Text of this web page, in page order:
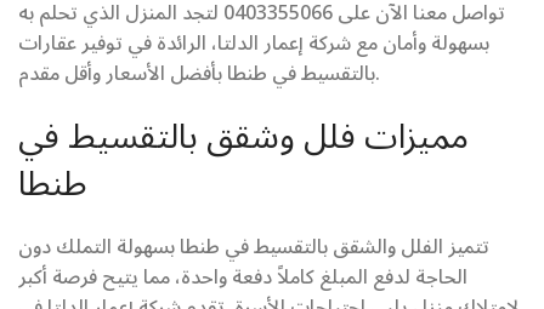
تواصل معنا الآن على 0403355066 لتجد المنزل الذي تحلم به
بسهولة وأمان مع شركة إعمار الدلتا، الرائدة في توفير عقارات
بالتقسيط في طنطا بأفضل الأسعار وأقل مقدم.
مميزات فلل وشقق بالتقسيط في
طنطا
تتميز الفلل والشقق بالتقسيط في طنطا بسهولة التملك دون
الحاجة لدفع المبلغ كاملاً دفعة واحدة، مما يتيح فرصة أكبر